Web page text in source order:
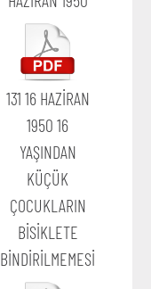
131 16 HAZİRAN
1950 16
YAŞINDAN
KÜÇÜK
ÇOCUKLARIN
BİSİKLETE
BİNDİRİLMEMESİ